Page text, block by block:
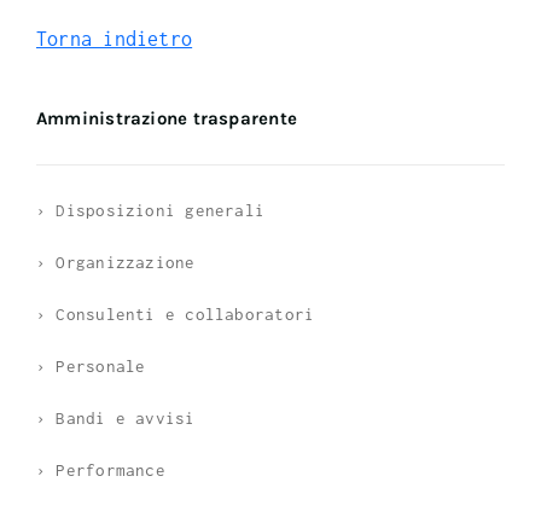
Torna indietro
Amministrazione trasparente
› Disposizioni generali
› Organizzazione
› Consulenti e collaboratori
› Personale
› Bandi e avvisi
› Performance